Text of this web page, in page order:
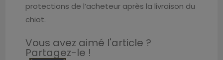
protections de l’acheteur après la livraison du
chiot.
Vous avez aimé l'article ?
Partagez-le !